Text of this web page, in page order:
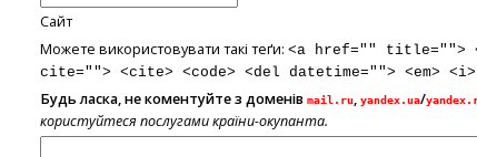
Сайт
Можете використовувати такі теґи:<a href="" title="">
cite=""> <cite> <code> <del datetime=""> <em>
Будь ласка, не коментуйте з доменівmail.ru,yandex.ua/
користуйтеся послугами країни-окупанта.